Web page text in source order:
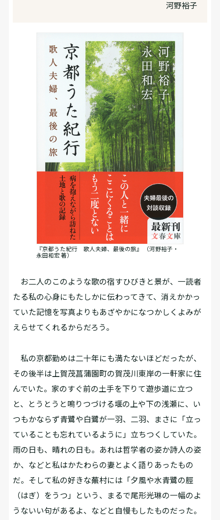
河野裕子
『京都うた紀行 歌人夫婦、最後の旅』 （河野裕子・
永田和宏 著）
お二人のこのような歌の宿すひびきと景が、一読者
たる私の心身にもたしかに伝わってきて、消えかかっ
ていた記憶を写真よりもあざやかになつかしくよみが
えらせてくれるからだろう。
私の京都勤めは二十年にも満たないほどだったが、
その後半は上賀茂菖蒲園町の賀茂川東岸の一軒家に住
んでいた。家のすぐ前の土手を下りて遊歩道に立つ
と、とうとうと鳴りつづける堰の上や下の浅瀬に、い
つもかならず青鷺や白鷺が一羽、二羽、まさに「立っ
ていることも忘れているように」立ちつくしていた。
雨の日も、晴れの日も。あれは哲学者の姿か詩人の姿
か、などと私はかたわらの妻とよく語りあったもの
だ。そして私の好きな蕪村には「夕風や水青鷺の脛
（はぎ）をうつ」という、まるで尾形光琳の一幅のよ
うないい句があるよ、などと自慢もしたものだった。